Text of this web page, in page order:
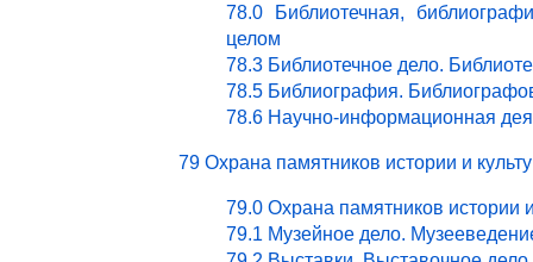
78.0 Библиотечная,
целом
78.3 Библиотечное дело.
78.5 Библиография.
78.6 Научно-информационная
79 Охрана памятников истории и
79.0 Охрана памятников истории
79.1 Музейное дело.